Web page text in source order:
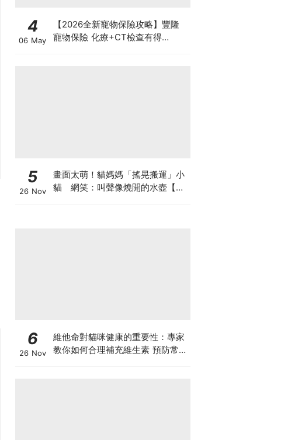
4
06 May
【2026全新寵物保險攻略】豐隆
寵物保險 化療+CT檢查有得
5
26 Nov
畫面太萌！貓媽媽「搖晃搬運」小
貓 網笑：叫聲像燒開的水壺【有
6
26 Nov
維他命對貓咪健康的重要性：專家
教你如何合理補充維生素 預防常見